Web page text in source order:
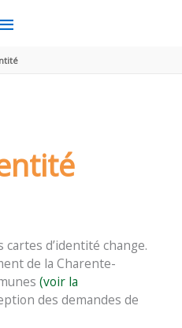
d’identité change.
de la Charente-
(voir la
des demandes de